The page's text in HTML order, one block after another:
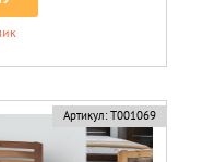
Артикул: Т001069